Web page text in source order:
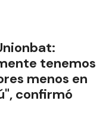
tenemos
menos en
confirmó